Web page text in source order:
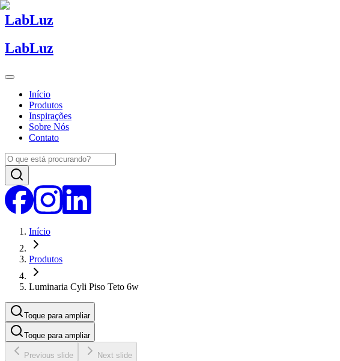
LabLuz
LabLuz
Início
Produtos
Inspirações
Sobre Nós
Contato
Início
Produtos
Luminaria Cyli Piso Teto 6w
Toque para ampliar
Toque para ampliar
Previous slide Next slide